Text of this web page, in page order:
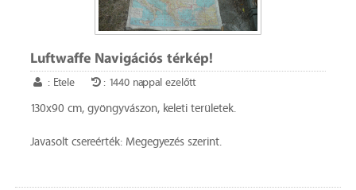
Luftwaffe Navigációs térkép!
: Etele : 1440 nappal ezelőtt
130x90 cm, gyöngyvászon, keleti területek.
Javasolt csereérték: Megegyezés szerint.